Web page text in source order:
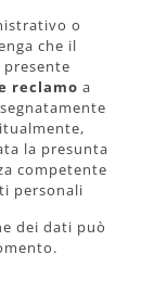
o
che il
reclamo a
la presunta
competente
personali
dei dati può